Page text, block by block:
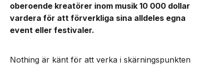
oberoende kreatörer inom musik 10 000 dollar
vardera för att förverkliga sina alldeles egna
event eller festivaler.
Nothing är känt för att verka i skärningspunkten